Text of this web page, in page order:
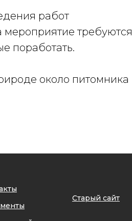
работ
мероприятие требуются
поработать.
около питомника
Старый сайт